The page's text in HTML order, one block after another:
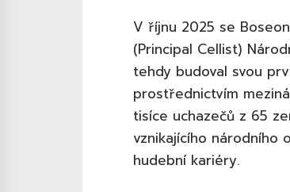
V říjnu 2025 se
(Principal Cellist)
tehdy budoval svou
prostřednictvím
tisíce uchazečů z 65
vznikajícího národního
hudební kariéry.